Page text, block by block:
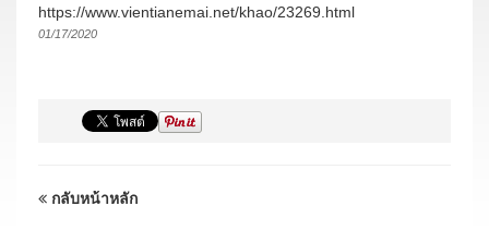
https://www.vientianemai.net/khao/23269.html
01/17/2020
กลับหน้าหลัก